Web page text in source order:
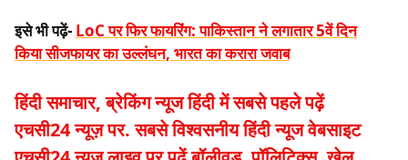
इसे भी पढ़ें- LoC पर फिर फायरिंग: पाकिस्तान ने लगातार 5वें दिन
किया सीजफायर का उल्लंघन, भारत का करारा जवाब
हिंदी समाचार, ब्रेकिंग न्यूज हिंदी में सबसे पहले पढ़ें
एचसी24 न्यूज़ पर. सबसे विश्वसनीय हिंदी न्यूज वेबसाइट